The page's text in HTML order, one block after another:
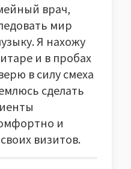
врач,
мир
Я нахожу
и в пробах
в силу смеха
сделать
и
визитов.